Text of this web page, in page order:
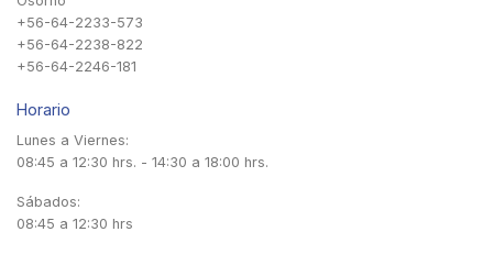
+56-64-2233-573
+56-64-2238-822
+56-64-2246-181
Horario
Lunes a Viernes:
08:45 a 12:30 hrs. - 14:30 a 18:00 hrs.
Sábados:
08:45 a 12:30 hrs